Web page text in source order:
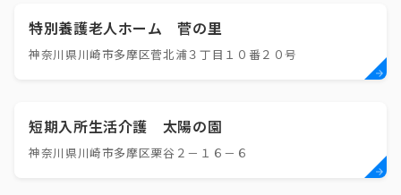
特別養護老人ホーム 菅の里
神奈川県川崎市多摩区菅北浦３丁目１０番２０号
短期入所生活介護 太陽の園
神奈川県川崎市多摩区栗谷２－１６－６